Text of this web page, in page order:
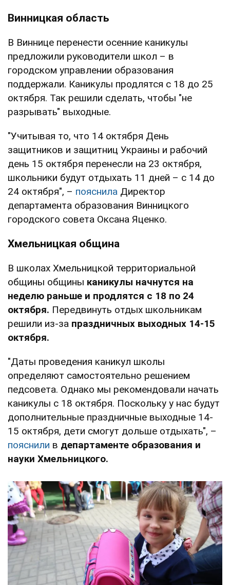
Винницкая область
В Виннице перенести осенние каникулы
предложили руководители школ – в
городском управлении образования
поддержали. Каникулы продлятся с 18 до 25
октября. Так решили сделать, чтобы "не
разрывать" выходные.
"Учитывая то, что 14 октября День
защитников и защитниц Украины и рабочий
день 15 октября перенесли на 23 октября,
школьники будут отдыхать 11 дней – с 14 до
24 октября", – пояснила Директор
департамента образования Винницкого
городского совета Оксана Яценко.
Хмельницкая община
В школах Хмельницкой территориальной
общины общины каникулы начнутся на
неделю раньше и продлятся с 18 по 24
октября. Передвинуть отдых школьникам
решили из-за праздничных выходных 14-15
октября.
"Даты проведения каникул школы
определяют самостоятельно решением
педсовета. Однако мы рекомендовали начать
каникулы с 18 октября. Поскольку у нас будут
дополнительные праздничные выходные 14-
15 октября, дети смогут дольше отдыхать", –
пояснили в департаменте образования и
науки Хмельницкого.